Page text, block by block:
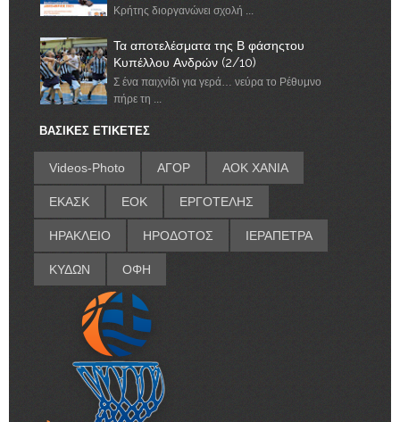
Κρήτης διοργανώνει σχολή ...
Τα αποτελέσματα της Β φάσηςτου
Κυπέλλου Ανδρών (2/10)
Σ ένα παιχνίδι για γερά… νεύρα το Ρέθυμνο
πήρε τη ...
ΒΑΣΙΚΕΣ ΕΤΙΚΕΤΕΣ
Videos-Photo ΑΓΟΡ ΑΟΚ ΧΑΝΙΑ
ΕΚΑΣΚ ΕΟΚ ΕΡΓΟΤΕΛΗΣ
ΗΡΑΚΛΕΙΟ ΗΡΟΔΟΤΟΣ ΙΕΡΑΠΕΤΡΑ
ΚΥΔΩΝ ΟΦΗ